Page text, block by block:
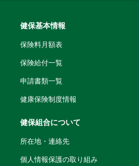
健保基本情報
保険料月額表
保険給付一覧
申請書類一覧
健康保険制度情報
健保組合について
所在地・連絡先
個人情報保護の取り組み